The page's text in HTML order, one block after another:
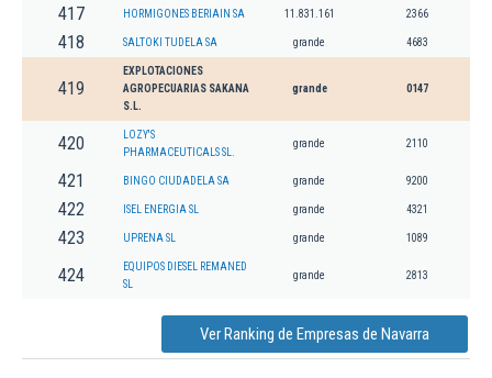
417 HORMIGONES BERIAIN SA 11.831.161 2366
418 SALTOKI TUDELA SA grande 4683
419
EXPLOTACIONES
AGROPECUARIAS SAKANA
S.L.
grande 0147
420
LOZY'S
PHARMACEUTICALS SL.
grande 2110
421 BINGO CIUDADELA SA grande 9200
422 ISEL ENERGIA SL grande 4321
423 UPRENA SL grande 1089
424
EQUIPOS DIESEL REMANED
SL
grande 2813
Ver Ranking de Empresas de Navarra